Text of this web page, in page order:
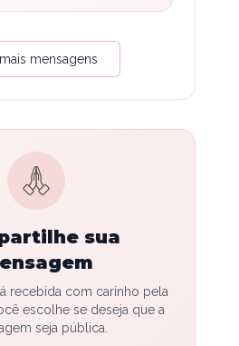
mensagens
sua
recebida com carinho pela
escolhe se deseja que a
seja pública.